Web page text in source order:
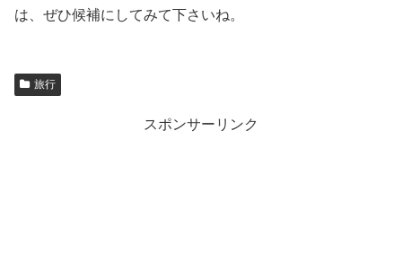
は、ぜひ候補にしてみて下さいね。
旅行
スポンサーリンク